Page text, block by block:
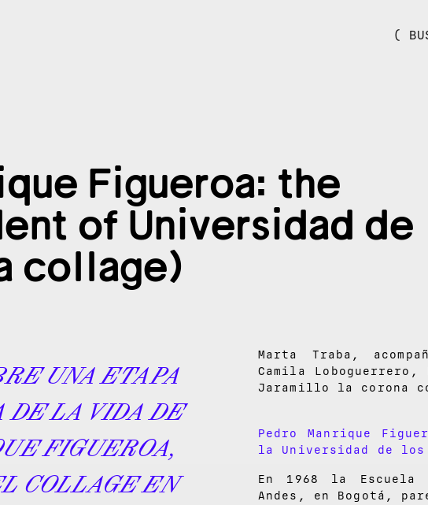
(
Figueroa: the
of Universidad de
collage)
UNA ETAPA
DE LA VIDA DE
FIGUEROA,
COLLAGE EN
Marta Traba,
Camila
Jaramillo la corona
Pedro Manrique
la Universidad de los
En 1968 la
Andes, en Bogotá,